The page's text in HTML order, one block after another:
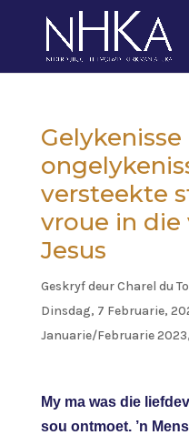
versteekte
vroue in die
Jesus
Geskryf deurCharel du
Dinsdag, 7 Februarie,
Januarie/Februarie
My ma was die
sou ontmoet. ’n